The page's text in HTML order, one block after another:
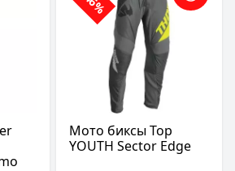
Мото биксы Тор
YOUTH Sector Edge